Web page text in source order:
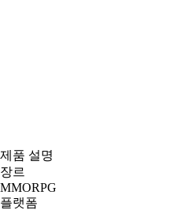
제품 설명
장르
MMORPG
플랫폼